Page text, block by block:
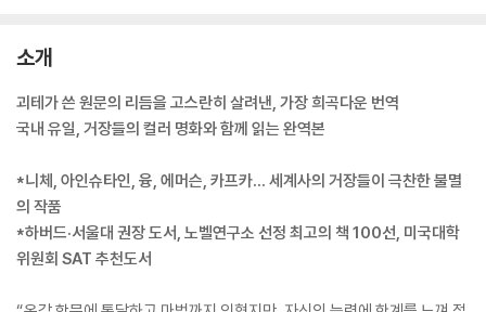
소개
괴테가 쓴 원문의 리듬을 고스란히 살려낸, 가장 희곡다운 번역
국내 유일, 거장들의 컬러 명화와 함께 읽는 완역본
*니체, 아인슈타인, 융, 에머슨, 카프카… 세계사의 거장들이 극찬한 불멸
의 작품
*하버드·서울대 권장 도서, 노벨연구소 선정 최고의 책 100선, 미국대학
위원회 SAT 추천도서